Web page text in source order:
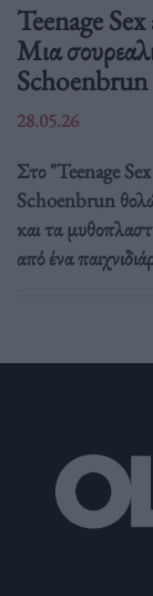
Teenage
Μια
Schoenbrun
28.05.26
Στο "Teenage
Schoenbrun
και τα
από ένα